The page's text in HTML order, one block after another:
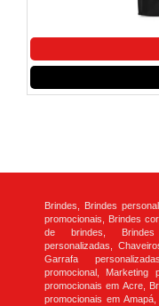
Brindes, Brindes
promocionais, Brindes
de brindes, Brindes
personalizadas,
Garrafa
promocional, Marketing
promocionais em Acre,
promocionais em